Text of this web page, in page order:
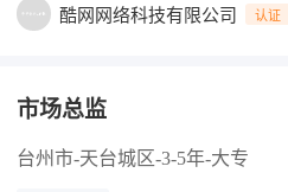
酷网网络科技有限公司 认证
市场总监
台州市-天台城区-3-5年-大专